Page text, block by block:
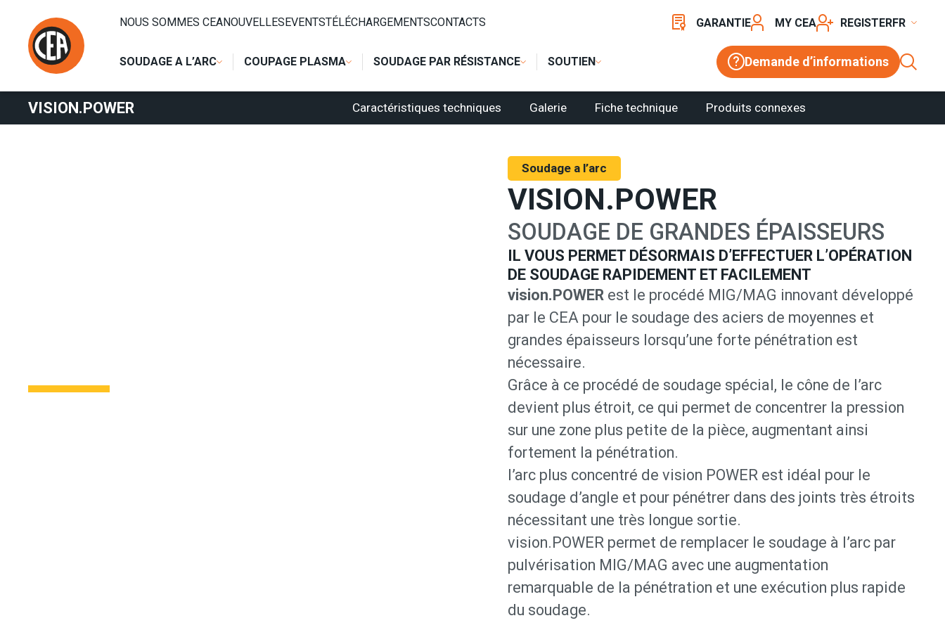
SOUDAGE A L’ARC COUPAGE PLASMA SOUDAGE PAR RÉSISTANCE SOUTIEN Demande d’informations
NOUS SOMMES CEANOUVELLESEVENTSTÉLÉCHARGEMENTSCONTACTS GARANTIE MY CEA REGISTER
VISION.POWER Caractéristiques techniques Galerie Fiche technique Produits connexes
Soudage a l’arc
VISION.POWER
SOUDAGE DE GRANDES ÉPAISSEURS
IL VOUS PERMET DÉSORMAIS D’EFFECTUER L’OPÉRATION
DE SOUDAGE RAPIDEMENT ET FACILEMENT
vision.POWER est le procédé MIG/MAG innovant développé
par le CEA pour le soudage des aciers de moyennes et
grandes épaisseurs lorsqu’une forte pénétration est
nécessaire.
Grâce à ce procédé de soudage spécial, le cône de l’arc
devient plus étroit, ce qui permet de concentrer la pression
sur une zone plus petite de la pièce, augmentant ainsi
fortement la pénétration.
l’arc plus concentré de vision POWER est idéal pour le
soudage d’angle et pour pénétrer dans des joints très étroits
nécessitant une très longue sortie.
vision.POWER permet de remplacer le soudage à l’arc par
pulvérisation MIG/MAG avec une augmentation
remarquable de la pénétration et une exécution plus rapide
du soudage.